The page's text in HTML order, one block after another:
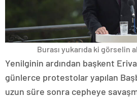
Burası yukarıda ki görselin
Yenilginin ardından başkent
günlerce protestolar yapılan
uzun süre sonra cepheye